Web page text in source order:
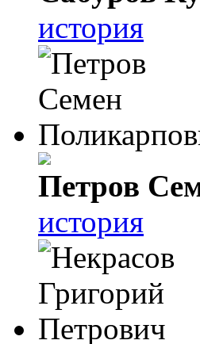
история
Петров
история